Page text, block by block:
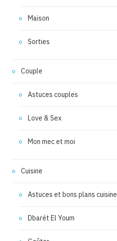
Maison
Sorties
Couple
Astuces couples
Love & Sex
Mon mec et moi
Cuisine
Astuces et bons plans cuisine
Dbarét El Youm